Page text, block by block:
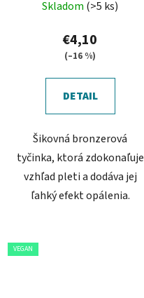
Skladom (>5 ks)
€4,10
(–16 %)
DETAIL
Šikovná bronzerová
tyčinka, ktorá zdokonaľuje
vzhľad pleti a dodáva jej
ľahký efekt opálenia.
VEGAN